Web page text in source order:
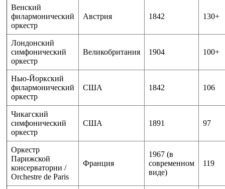
Венский
филармонический
оркестр
Австрия 1842 130+
Лондонский
симфонический
оркестр
Великобритания 1904 100+
Нью-Йоркский
филармонический
оркестр
США 1842 106
Чикагский
симфонический
оркестр
США 1891 97
Оркестр
Парижской
консерватории /
Orchestre de Paris
Франция
1967 (в
современном
виде)
119